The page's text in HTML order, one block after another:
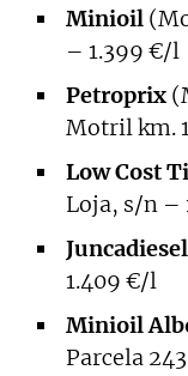
Minioil
– 1.399 €/l
Petroprix
Motril km.
Low Cost
Loja, s/n –
Juncadiesel
1.409 €/l
Minioil
Parcela